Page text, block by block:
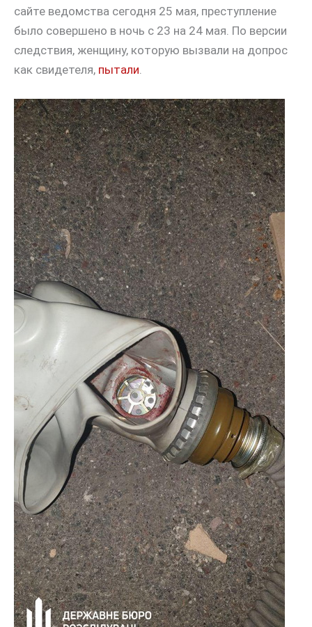
сайте ведомства сегодня 25 мая, преступление
было совершено в ночь с 23 на 24 мая. По версии
следствия, женщину, которую вызвали на допрос
как свидетеля, пытали.